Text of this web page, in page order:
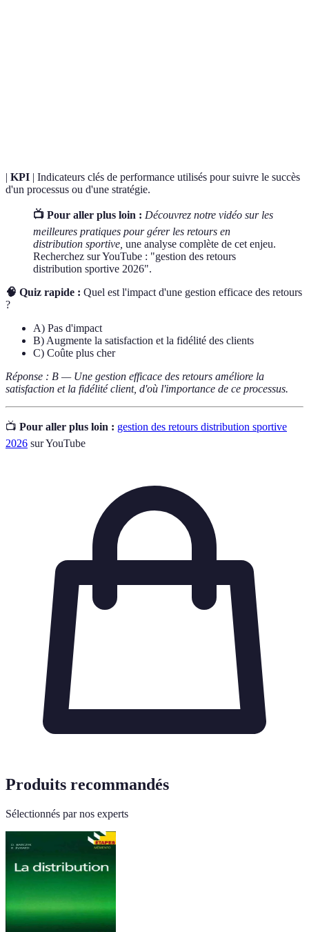
| KPI | Indicateurs clés de performance utilisés pour suivre le succès
d'un processus ou d'une stratégie.
📺 Pour aller plus loin : Découvrez notre vidéo sur les
meilleures pratiques pour gérer les retours en
distribution sportive, une analyse complète de cet enjeu.
Recherchez sur YouTube : "gestion des retours
distribution sportive 2026".
🧠 Quiz rapide : Quel est l'impact d'une gestion efficace des retours
?
A) Pas d'impact
B) Augmente la satisfaction et la fidélité des clients
C) Coûte plus cher
Réponse : B — Une gestion efficace des retours améliore la
satisfaction et la fidélité client, d'où l'importance de ce processus.
📺 Pour aller plus loin : gestion des retours distribution sportive
2026 sur YouTube
Produits recommandés
Sélectionnés par nos experts